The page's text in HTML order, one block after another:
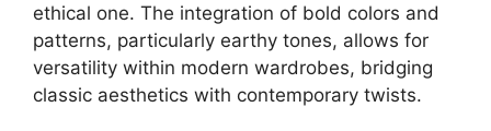
ethical one. The integration of bold colors and
patterns, particularly earthy tones, allows for
versatility within modern wardrobes, bridging
classic aesthetics with contemporary twists.